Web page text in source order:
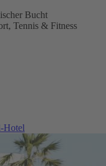
Bucht
Tennis & Fitness
Hotel